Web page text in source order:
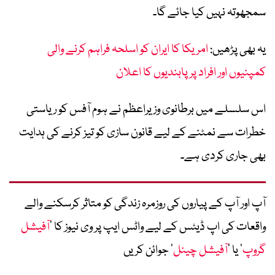
سمجھوتہ نہیں کیا جائے گا۔
یہ بھی پڑھیں:امریکا کا ایران کو اسلحہ فراہم کرنے والی
کمپنیوں اور افراد پر پابندیوں کا اعلان
اس سلسلے میں برطانوی وزیراعظم نے ہوم آفس کو ریاستی
خطرات سے نمٹنے کے لیے قانون سازی کو تیز کرنے کی ہدایت
بھی جاری کردی ہے۔
آپ اور آپ کے پیاروں کی روزمرہ زندگی کو متاثر کرسکنے والے
واقعات کی اپ ڈیٹس کے لیے واٹس ایپ پر وی نیوز کا ’آفیشل
گروپ‘ یا ’آفیشل چینل‘ جوائن کریں